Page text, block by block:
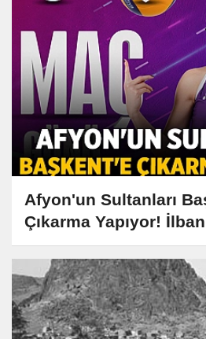
Afyon'un Sultanları
Çıkarma Yapıyor!